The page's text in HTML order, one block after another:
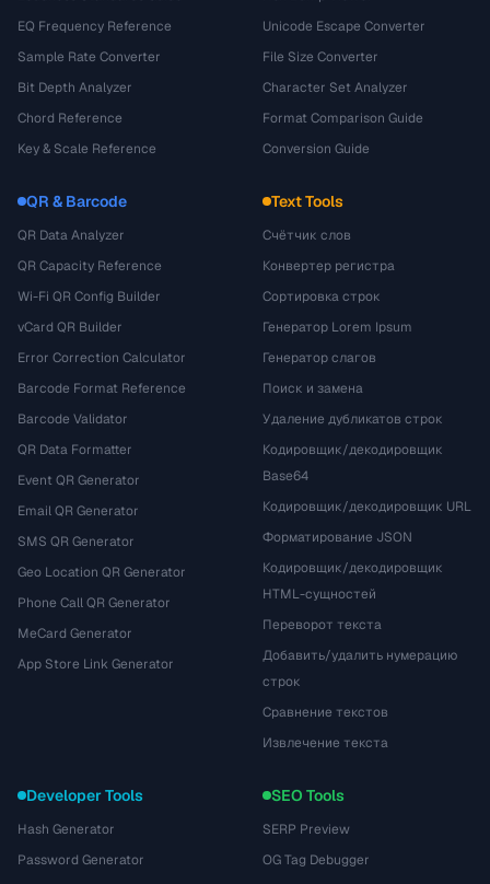
EQ Frequency Reference
Sample Rate Converter
Bit Depth Analyzer
Chord Reference
Key & Scale Reference
Unicode Escape Converter
File Size Converter
Character Set Analyzer
Format Comparison Guide
Conversion Guide
QR & Barcode
QR Data Analyzer
QR Capacity Reference
Wi-Fi QR Config Builder
vCard QR Builder
Error Correction Calculator
Barcode Format Reference
Barcode Validator
QR Data Formatter
Event QR Generator
Email QR Generator
SMS QR Generator
Geo Location QR Generator
Phone Call QR Generator
MeCard Generator
App Store Link Generator
Text Tools
Счётчик слов
Конвертер регистра
Сортировка строк
Генератор Lorem Ipsum
Генератор слагов
Поиск и замена
Удаление дубликатов строк
Кодировщик/декодировщик
Base64
Кодировщик/декодировщик URL
Форматирование JSON
Кодировщик/декодировщик
HTML-сущностей
Переворот текста
Добавить/удалить нумерацию
строк
Сравнение текстов
Извлечение текста
Developer Tools
Hash Generator
Password Generator
SEO Tools
SERP Preview
OG Tag Debugger